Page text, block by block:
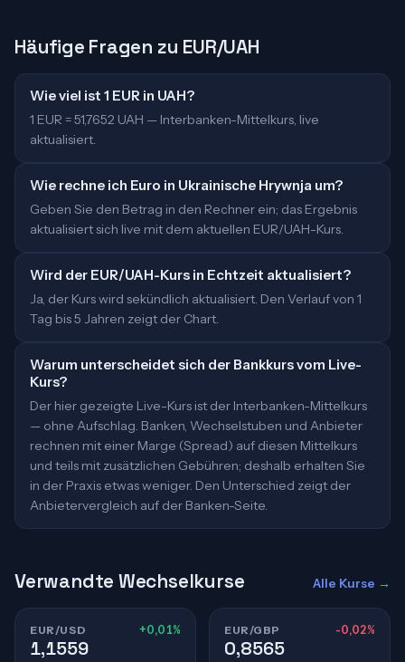
Häufige Fragen zu EUR/UAH
Wie viel ist 1 EUR in UAH?
1 EUR = 51,7652 UAH — Interbanken-Mittelkurs, live
aktualisiert.
Wie rechne ich Euro in Ukrainische Hrywnja um?
Geben Sie den Betrag in den Rechner ein; das Ergebnis
aktualisiert sich live mit dem aktuellen EUR/UAH-Kurs.
Wird der EUR/UAH-Kurs in Echtzeit aktualisiert?
Ja, der Kurs wird sekündlich aktualisiert. Den Verlauf von 1
Tag bis 5 Jahren zeigt der Chart.
Warum unterscheidet sich der Bankkurs vom Live-
Kurs?
Der hier gezeigte Live-Kurs ist der Interbanken-Mittelkurs
— ohne Aufschlag. Banken, Wechselstuben und Anbieter
rechnen mit einer Marge (Spread) auf diesen Mittelkurs
und teils mit zusätzlichen Gebühren; deshalb erhalten Sie
in der Praxis etwas weniger. Den Unterschied zeigt der
Anbietervergleich auf der Banken-Seite.
Verwandte Wechselkurse Alle Kurse →
EUR/USD +0,01%
1,1559
EUR/GBP -0,02%
0,8565